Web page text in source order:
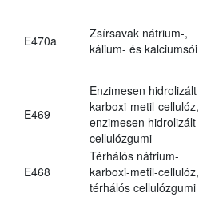
E470a
Zsírsavak nátrium-,
kálium- és kalciumsói
E469
Enzimesen hidrolizált
karboxi-metil-cellulóz,
enzimesen hidrolizált
cellulózgumi
E468
Térhálós nátrium-
karboxi-metil-cellulóz,
térhálós cellulózgumi